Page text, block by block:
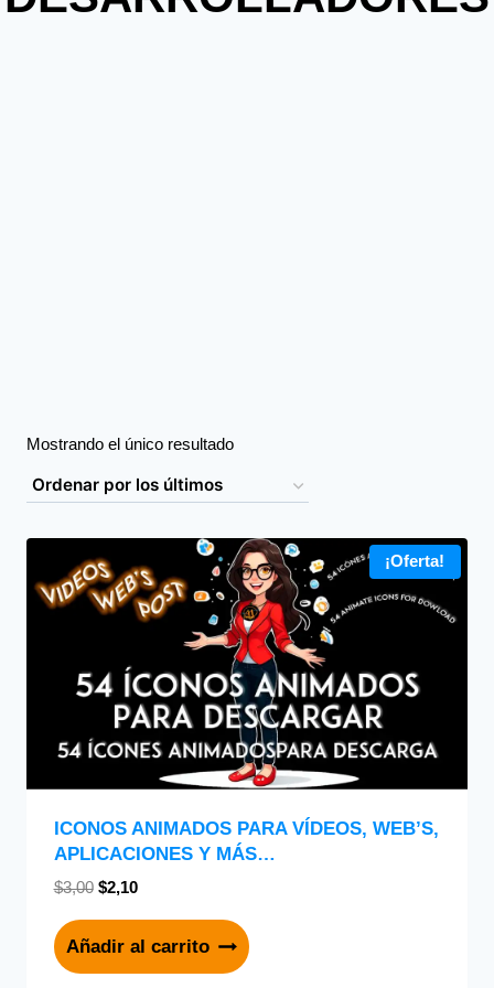
Mostrando el único resultado
¡Oferta!
ICONOS ANIMADOS PARA VÍDEOS, WEB’S,
APLICACIONES Y MÁS…
$3,00 $2,10
Añadir al carrito